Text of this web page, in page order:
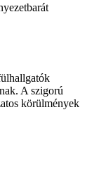
A szigorú
körülmények